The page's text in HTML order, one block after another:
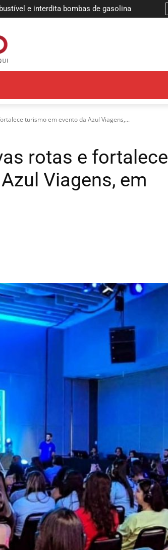
e interdita bombas de gasolina
definem finalistas da etapa João
turismo em evento da Azul Viagens,...
rotas e fortalece
Viagens, em